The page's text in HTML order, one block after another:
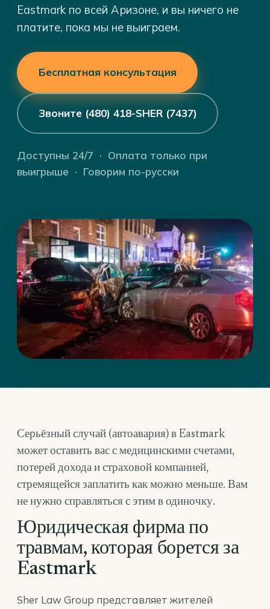
Eastmark по всей Аризоне, и вы ничего не
платите, пока мы не выиграем.
Бесплатная консультация
Звоните (480) 418-SHER (7437)
Доступны 24/7 · Оплата только при
выигрыше · Говорим по-русски
Серьёзный случай (автоавария) в Eastmark
может оставить вас с медицинскими счетами,
потерей дохода и страховой компанией,
стремящейся заплатить как можно меньше. Вам
не нужно справляться с этим в одиночку.
Юридическая фирма по
травмам, которая борется за
Eastmark
Sher Law Group представляет жителей